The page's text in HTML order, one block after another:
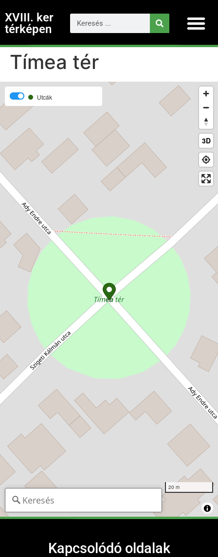
XVIII. ker
térképen
Tímea tér
Utcák
20 m
Kapcsolódó oldalak